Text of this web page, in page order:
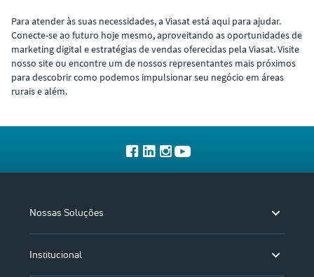
Para atender às suas necessidades, a Viasat está aqui para ajudar.
Conecte-se ao futuro hoje mesmo, aproveitando as oportunidades de
marketing digital e estratégias de vendas oferecidas pela Viasat. Visite
nosso site ou encontre um de nossos representantes mais próximos
para descobrir como podemos impulsionar seu negócio em áreas
rurais e além.
Nossas Soluções
Institucional